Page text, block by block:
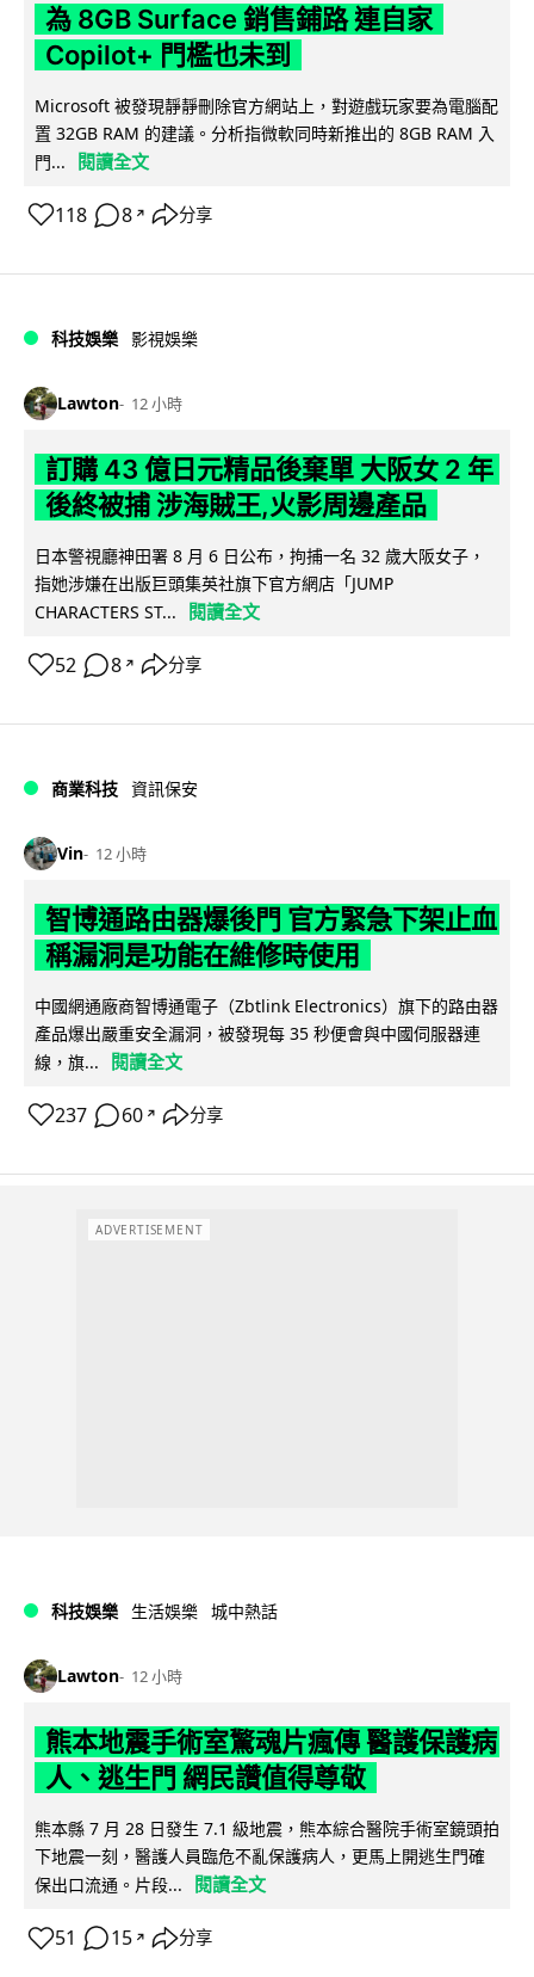
為 8GB Surface 銷售鋪路 連自家
Copilot+ 門檻也未到
Microsoft 被發現靜靜刪除官方網站上，對遊戲玩家要為電腦配
置 32GB RAM 的建議。分析指微軟同時新推出的 8GB RAM 入
門...
閱讀全文
118 8 ↗ 分享
科技娛樂 影視娛樂
Lawton 12 小時
訂購 43 億日元精品後棄單 大阪女 2 年
後終被捕 涉海賊王,火影周邊產品
日本警視廳神田署 8 月 6 日公布，拘捕一名 32 歲大阪女子，
指她涉嫌在出版巨頭集英社旗下官方網店「JUMP
CHARACTERS ST...
閱讀全文
52 8 ↗ 分享
商業科技 資訊保安
Vin 12 小時
智博通路由器爆後門 官方緊急下架止血
稱漏洞是功能在維修時使用
中國網通廠商智博通電子（Zbtlink Electronics）旗下的路由器
產品爆出嚴重安全漏洞，被發現每 35 秒便會與中國伺服器連
線，旗...
閱讀全文
237 60 ↗ 分享
ADVERTISEMENT
科技娛樂 生活娛樂 城中熱話
Lawton 12 小時
熊本地震手術室驚魂片瘋傳 醫護保護病
人、逃生門 網民讚值得尊敬
熊本縣 7 月 28 日發生 7.1 級地震，熊本綜合醫院手術室鏡頭拍
下地震一刻，醫護人員臨危不亂保護病人，更馬上開逃生門確
保出口流通。片段...
閱讀全文
51 15 ↗ 分享